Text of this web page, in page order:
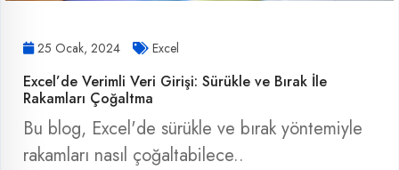
25 Ocak, 2024 Excel
Excel’de Verimli Veri Girişi: Sürükle ve Bırak İle
Rakamları Çoğaltma
Bu blog, Excel'de sürükle ve bırak yöntemiyle
rakamları nasıl çoğaltabilece..